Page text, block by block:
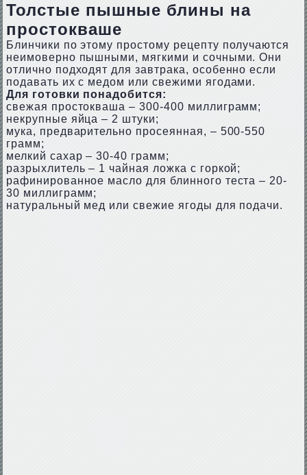
Толстые пышные блины на
простокваше
Блинчики по этому простому рецепту получаются
неимоверно пышными, мягкими и сочными. Они
отлично подходят для завтрака, особенно если
подавать их с медом или свежими ягодами.
Для готовки понадобится:
свежая простокваша – 300-400 миллиграмм;
некрупные яйца – 2 штуки;
мука, предварительно просеянная, – 500-550
грамм;
мелкий сахар – 30-40 грамм;
разрыхлитель – 1 чайная ложка с горкой;
рафинированное масло для блинного теста – 20-
30 миллиграмм;
натуральный мед или свежие ягоды для подачи.